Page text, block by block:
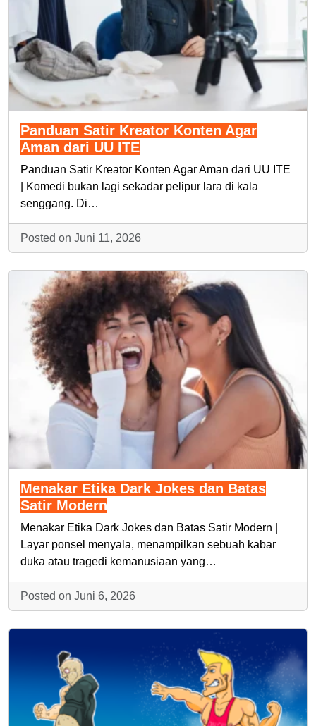
Panduan Satir Kreator Konten Agar
Aman dari UU ITE
Panduan Satir Kreator Konten Agar Aman dari UU ITE
| Komedi bukan lagi sekadar pelipur lara di kala
senggang. Di…
Posted on Juni 11, 2026
Menakar Etika Dark Jokes dan Batas
Satir Modern
Menakar Etika Dark Jokes dan Batas Satir Modern |
Layar ponsel menyala, menampilkan sebuah kabar
duka atau tragedi kemanusiaan yang…
Posted on Juni 6, 2026